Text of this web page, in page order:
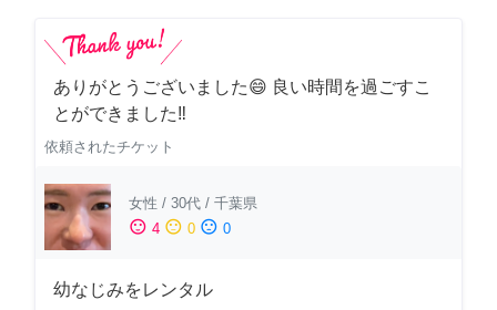
ありがとうございました😄 良い時間を過ごすこ
とができました‼️
依頼されたチケット
女性 / 30代 / 千葉県
sentiment_satisfied 4 sentiment_neutral 0 sentiment_dissatisfied 0
幼なじみをレンタル